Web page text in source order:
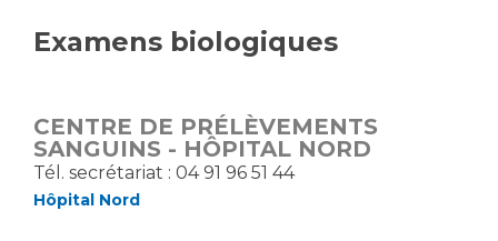
Tarifs
Vous allez être hospitalisé(e)
Vous avez un examen d'imagerie ou de radiologie
à réaliser
Vous avez une analyse à réaliser
Emploi / formation
Emplois administratifs
Emplois médicaux
Espace Formation
Examens biologiques
CENTRE DE PRÉLÈVEMENTS
SANGUINS - HÔPITAL NORD
Tél. secrétariat : 04 91 96 51 44
Hôpital Nord